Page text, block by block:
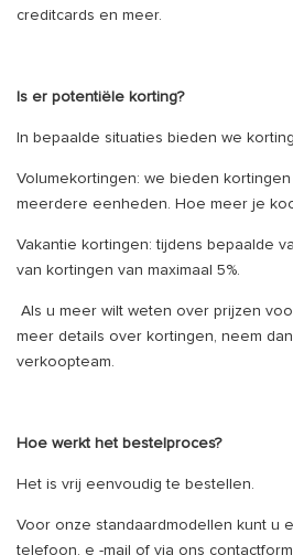
creditcards en meer.
Is er potentiële korting?
In bepaalde situaties bieden we
Volumekortingen: we bieden
meerdere eenheden. Hoe meer je
Vakantie kortingen: tijdens bepaalde
van kortingen van maximaal 5%.
Als u meer wilt weten over prijzen
meer details over kortingen, neem
verkoopteam.
Hoe werkt het bestelproces?
Het is vrij eenvoudig te bestellen.
Voor onze standaardmodellen kunt u
telefoon, e -mail of via ons